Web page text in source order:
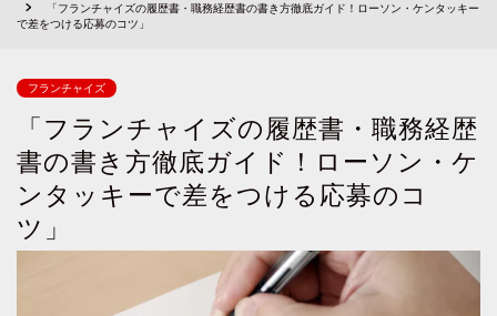
「フランチャイズの履歴書・職務経歴書の書き方徹底ガイド！ローソン・ケンタッキー
で差をつける応募のコツ」
フランチャイズ
「フランチャイズの履歴書・職務経歴
書の書き方徹底ガイド！ローソン・ケ
ンタッキーで差をつける応募のコ
ツ」